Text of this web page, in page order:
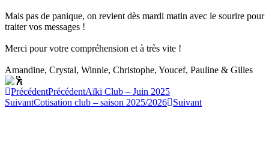
Mais pas de panique, on revient dès mardi matin avec le sourire pour
traiter vos messages !
Merci pour votre compréhension et à très vite !
Amandine, Crystal, Winnie, Christophe, Youcef, Pauline & Gilles
PrécédentPrécédentAïki Club – Juin 2025
SuivantCotisation club – saison 2025/2026 Suivant